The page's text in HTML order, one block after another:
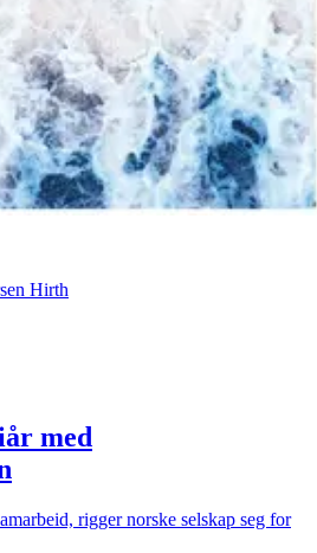
Hirth
med
rigger norske selskap seg for